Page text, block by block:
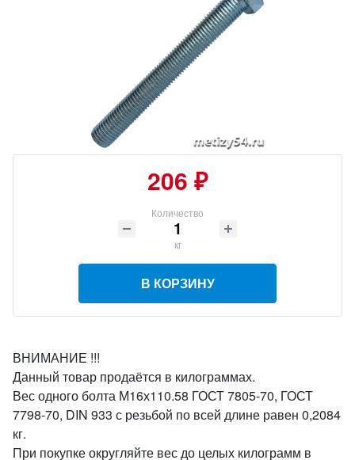
206 ₽
Количество
кг
В КОРЗИНУ
ВНИМАНИЕ !!!
Данный товар продаётся в килограммах.
Вес одного болта М16х110.58 ГОСТ 7805-70, ГОСТ
7798-70, DIN 933 с резьбой по всей длине равен 0,2084
кг.
При покупке округляйте вес до целых килограмм в